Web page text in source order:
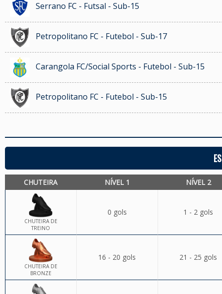
Serrano FC - Futsal - Sub-15
Petropolitano FC - Futebol - Sub-17
Carangola FC/Social Sports - Futebol - Sub-15
Petropolitano FC - Futebol - Sub-15
CHUTEIRA NÍVEL 1 NÍVEL 2
CHUTEIRA DE
TREINO
0 gols 1 - 2 gols
CHUTEIRA DE
BRONZE
16 - 20 gols 21 - 25 gols